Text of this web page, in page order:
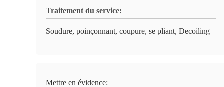
Traitement du service:
Soudure, poinçonnant, coupure, se pliant, Decoiling
Mettre en évidence: